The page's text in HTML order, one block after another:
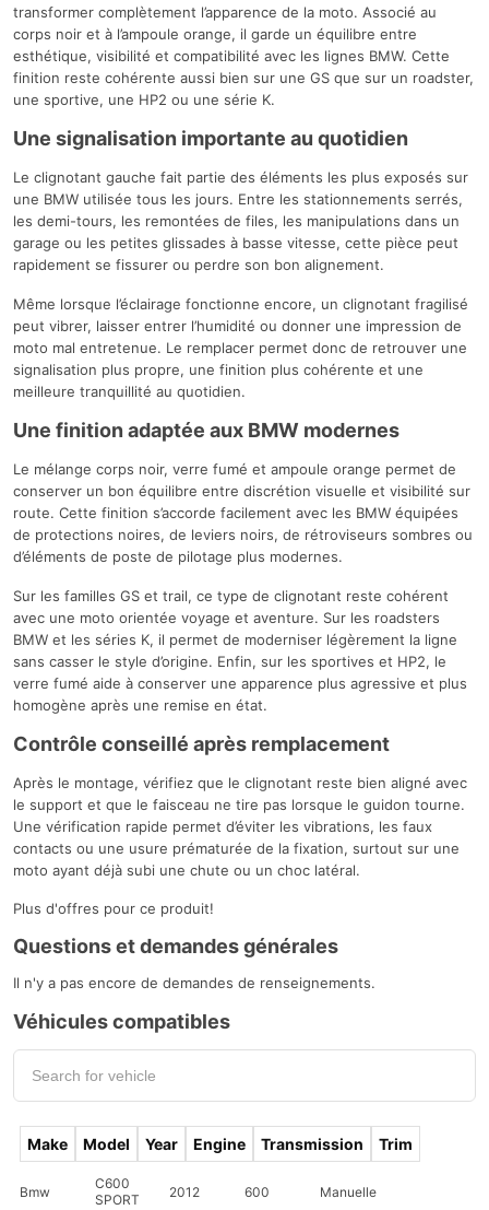
transformer complètement l’apparence de la moto. Associé au
corps noir et à l’ampoule orange, il garde un équilibre entre
esthétique, visibilité et compatibilité avec les lignes BMW. Cette
finition reste cohérente aussi bien sur une GS que sur un roadster,
une sportive, une HP2 ou une série K.
Une signalisation importante au quotidien
Le clignotant gauche fait partie des éléments les plus exposés sur
une BMW utilisée tous les jours. Entre les stationnements serrés,
les demi-tours, les remontées de files, les manipulations dans un
garage ou les petites glissades à basse vitesse, cette pièce peut
rapidement se fissurer ou perdre son bon alignement.
Même lorsque l’éclairage fonctionne encore, un clignotant fragilisé
peut vibrer, laisser entrer l’humidité ou donner une impression de
moto mal entretenue. Le remplacer permet donc de retrouver une
signalisation plus propre, une finition plus cohérente et une
meilleure tranquillité au quotidien.
Une finition adaptée aux BMW modernes
Le mélange corps noir, verre fumé et ampoule orange permet de
conserver un bon équilibre entre discrétion visuelle et visibilité sur
route. Cette finition s’accorde facilement avec les BMW équipées
de protections noires, de leviers noirs, de rétroviseurs sombres ou
d’éléments de poste de pilotage plus modernes.
Sur les familles GS et trail, ce type de clignotant reste cohérent
avec une moto orientée voyage et aventure. Sur les roadsters
BMW et les séries K, il permet de moderniser légèrement la ligne
sans casser le style d’origine. Enfin, sur les sportives et HP2, le
verre fumé aide à conserver une apparence plus agressive et plus
homogène après une remise en état.
Contrôle conseillé après remplacement
Après le montage, vérifiez que le clignotant reste bien aligné avec
le support et que le faisceau ne tire pas lorsque le guidon tourne.
Une vérification rapide permet d’éviter les vibrations, les faux
contacts ou une usure prématurée de la fixation, surtout sur une
moto ayant déjà subi une chute ou un choc latéral.
Plus d'offres pour ce produit!
Questions et demandes générales
Il n'y a pas encore de demandes de renseignements.
Véhicules compatibles
Make Model Year Engine Transmission Trim
Bmw
C600
SPORT
2012 600 Manuelle